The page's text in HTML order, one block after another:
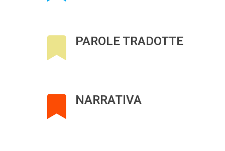
PAROLE TRADOTTE
NARRATIVA